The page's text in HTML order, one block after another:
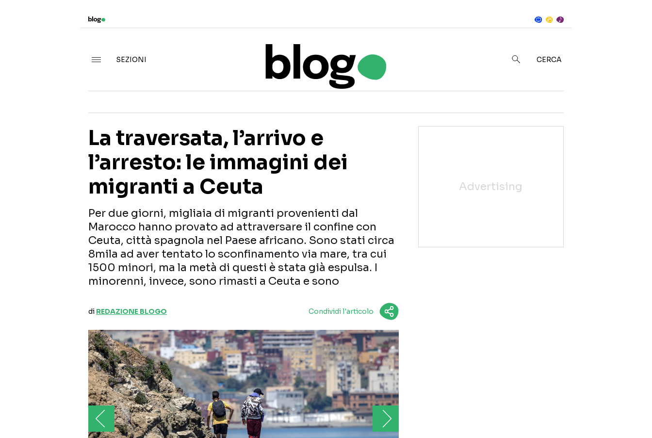
in Notizie
SEZIONI CERCA
La traversata, l’arrivo e
l’arresto: le immagini dei
migranti a Ceuta
Per due giorni, migliaia di migranti provenienti dal
Marocco hanno provato ad attraversare il confine con
Ceuta, città spagnola nel Paese africano. Sono stati circa
8mila ad aver tentato lo sconfinamento via mare, tra cui
1500 minori, ma la metà di questi è stata già espulsa. I
minorenni, invece, sono rimasti a Ceuta e sono
di REDAZIONE BLOGO Condividi l'articolo